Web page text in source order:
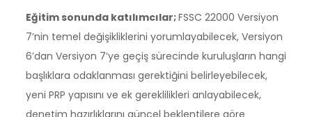
Eğitim sonunda katılımcılar;FSSC 22000 Versiyon
7’nin temel değişikliklerini yorumlayabilecek, Versiyon
6’dan Versiyon 7’ye geçiş sürecinde kuruluşların hangi
başlıklara odaklanması gerektiğini belirleyebilecek,
yeni PRP yapısını ve ek gereklilikleri anlayabilecek,
denetim hazırlıklarını güncel beklentilere göre